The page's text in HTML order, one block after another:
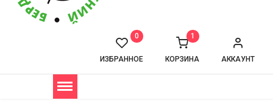
АККАУНТ
КОРЗИНА
1
ИЗБРАННОЕ
0